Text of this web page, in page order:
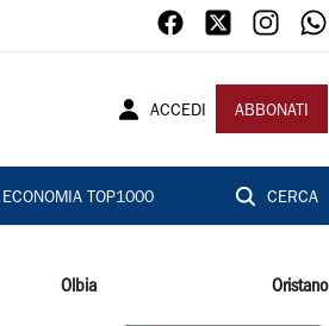
ACCEDI ABBONATI
ECONOMIA TOP1000 CERCA
Olbia Oristano